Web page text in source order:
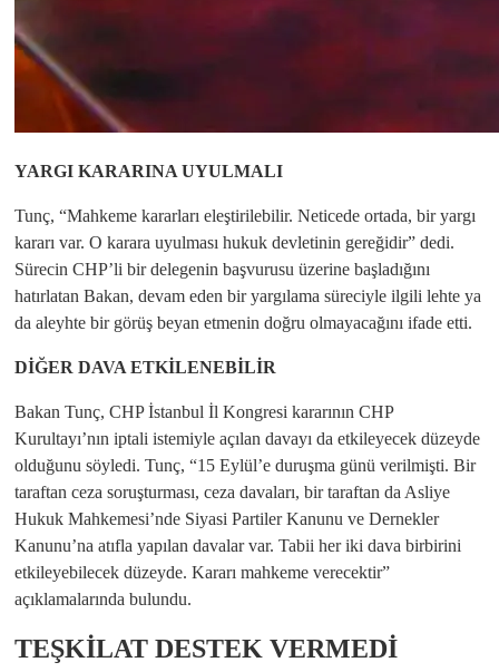
YARGI KARARINA UYULMALI
Tunç, “Mahkeme kararları eleştirilebilir. Neticede ortada, bir yargı
kararı var. O karara uyulması hukuk devletinin gereğidir” dedi.
Sürecin CHP’li bir delegenin başvurusu üzerine başladığını
hatırlatan Bakan, devam eden bir yargılama süreciyle ilgili lehte ya
da aleyhte bir görüş beyan etmenin doğru olmayacağını ifade etti.
DİĞER DAVA ETKİLENEBİLİR
Bakan Tunç, CHP İstanbul İl Kongresi kararının CHP
Kurultayı’nın iptali istemiyle açılan davayı da etkileyecek düzeyde
olduğunu söyledi. Tunç, “15 Eylül’e duruşma günü verilmişti. Bir
taraftan ceza soruşturması, ceza davaları, bir taraftan da Asliye
Hukuk Mahkemesi’nde Siyasi Partiler Kanunu ve Dernekler
Kanunu’na atıfla yapılan davalar var. Tabii her iki dava birbirini
etkileyebilecek düzeyde. Kararı mahkeme verecektir”
açıklamalarında bulundu.
TEŞKİLAT DESTEK VERMEDİ